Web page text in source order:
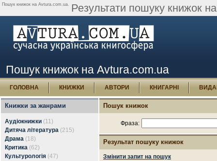
Пошук книжок на Avtura.com.ua. Результати пошуку книжок
Пошук книжок на Avtura.com.ua
ГОЛОВНА КНИЖКИ АВТОРИ КНИГАРНІ
Книжки за жанрами
Аудіокнижки (11)
Дитяча література (215)
Драма (18)
Критика (62)
Культурологія (47)
Пошук книжок
Фраза:
Результат пошуку книжок
Змінити запит на пошук